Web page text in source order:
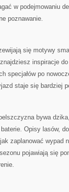
w podejmowaniu
poznawanie.
się motywy
inspiracje
specjałów po
staje się bardziej
bywa
Opisy lasów,
zaplanować wypad
pojawiają się